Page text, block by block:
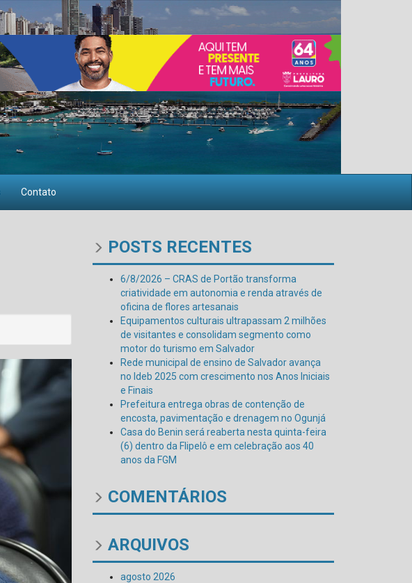
Contato
POSTS RECENTES
6/8/2026 – CRAS de Portão transforma
criatividade em autonomia e renda através de
oficina de flores artesanais
Equipamentos culturais ultrapassam 2 milhões
de visitantes e consolidam segmento como
motor do turismo em Salvador
Rede municipal de ensino de Salvador avança
no Ideb 2025 com crescimento nos Anos Iniciais
e Finais
Prefeitura entrega obras de contenção de
encosta, pavimentação e drenagem no Ogunjá
Casa do Benin será reaberta nesta quinta-feira
(6) dentro da Flipelô e em celebração aos 40
anos da FGM
COMENTÁRIOS
ARQUIVOS
agosto 2026